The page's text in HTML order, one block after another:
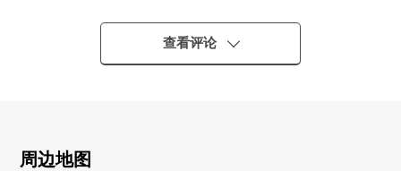
○在1楼和2楼分别有厕所
○洗脸室、浴室、厕所有窗，通风良好
○能停停车场4台分(出自车型的)
[在讨论移动的顾客]
查看评论
周边地图